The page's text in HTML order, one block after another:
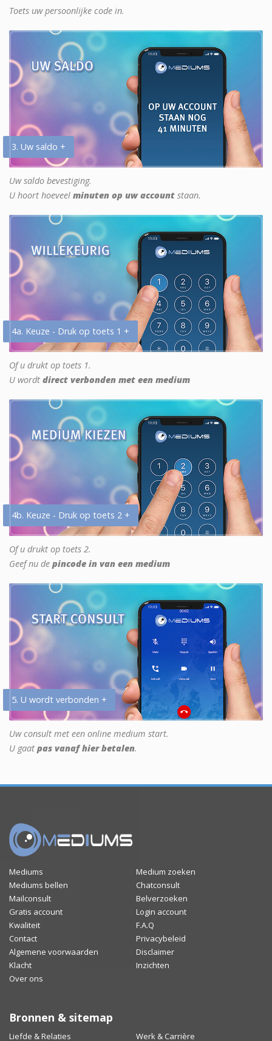
Toets uw persoonlijke code in.
3. Uw saldo +
Uw saldo bevestiging.
U hoort hoeveel minuten op uw account staan.
4a. Keuze - Druk op toets 1 +
Of u drukt op toets 1.
U wordt direct verbonden met een medium
4b. Keuze - Druk op toets 2 +
Of u drukt op toets 2.
Geef nu de pincode in van een medium
5. U wordt verbonden +
Uw consult met een online medium start.
U gaat pas vanaf hier betalen.
Mediums
Medium zoeken
Mediums bellen
Chatconsult
Mailconsult
Belverzoeken
Gratis account
Login account
Kwaliteit
F.A.Q
Contact
Privacybeleid
Algemene voorwaarden
Disclaimer
Klacht
Inzichten
Over ons
Bronnen & sitemap
Liefde & Relaties Werk & Carrière